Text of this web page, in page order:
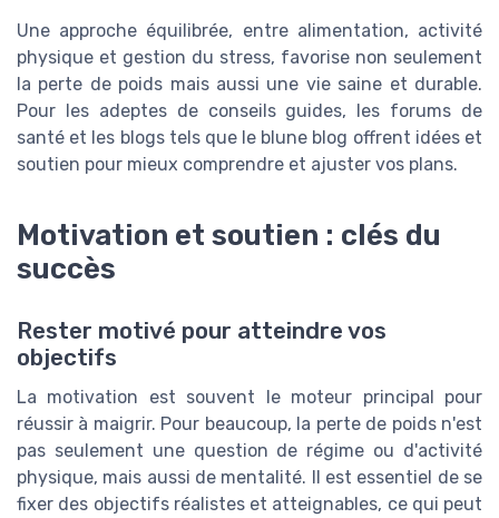
Une approche équilibrée, entre alimentation, activité
physique et gestion du stress, favorise non seulement
la perte de poids mais aussi une vie saine et durable.
Pour les adeptes de conseils guides, les forums de
santé et les blogs tels que le blune blog offrent idées et
soutien pour mieux comprendre et ajuster vos plans.
Motivation et soutien : clés du
succès
Rester motivé pour atteindre vos
objectifs
La motivation est souvent le moteur principal pour
réussir à maigrir. Pour beaucoup, la perte de poids n'est
pas seulement une question de régime ou d'activité
physique, mais aussi de mentalité. Il est essentiel de se
fixer des objectifs réalistes et atteignables, ce qui peut